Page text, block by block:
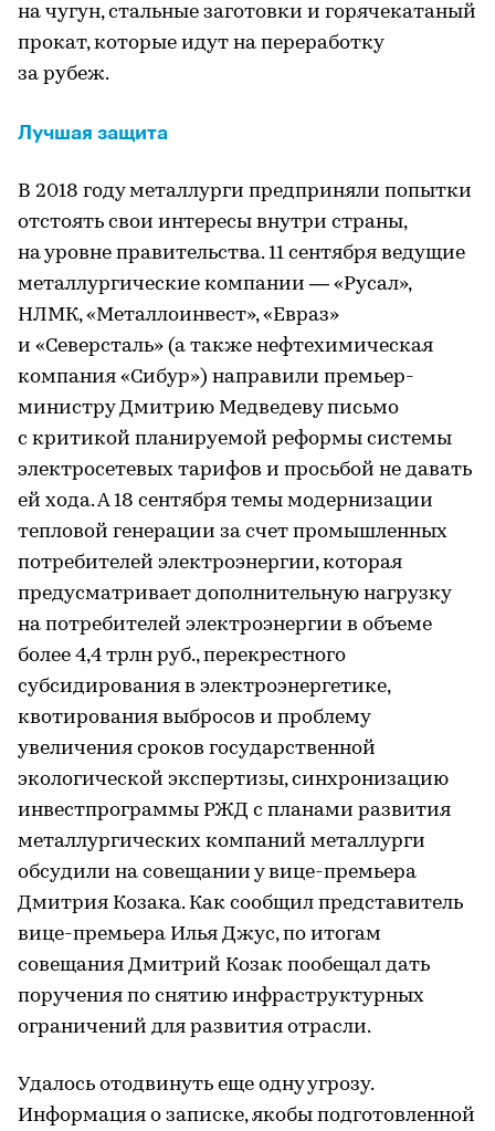
на чугун, стальные заготовки и горячекатаный
прокат, которые идут на переработку
за рубеж.
Лучшая защита
В 2018 году металлурги предприняли попытки
отстоять свои интересы внутри страны,
на уровне правительства. 11 сентября ведущие
металлургические компании — «Русал»,
НЛМК, «Металлоинвест», «Евраз»
и «Северсталь» (а также нефтехимическая
компания «Сибур») направили премьер-
министру Дмитрию Медведеву письмо
с критикой планируемой реформы системы
электросетевых тарифов и просьбой не давать
ей хода. А 18 сентября темы модернизации
тепловой генерации за счет промышленных
потребителей электроэнергии, которая
предусматривает дополнительную нагрузку
на потребителей электроэнергии в объеме
более 4,4 трлн руб., перекрестного
субсидирования в электроэнергетике,
квотирования выбросов и проблему
увеличения сроков государственной
экологической экспертизы, синхронизацию
инвестпрограммы РЖД с планами развития
металлургических компаний металлурги
обсудили на совещании у вице-премьера
Дмитрия Козака. Как сообщил представитель
вице-премьера Илья Джус, по итогам
совещания Дмитрий Козак пообещал дать
поручения по снятию инфраструктурных
ограничений для развития отрасли.
Удалось отодвинуть еще одну угрозу.
Информация о записке, якобы подготовленной